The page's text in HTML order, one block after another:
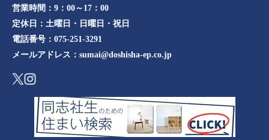
営業時間： 9：00～17：00
定休日： 土曜日・日曜日・祝日
電話番号： 075-251-3291
メールアドレス： sumai@doshisha-ep.co.jp